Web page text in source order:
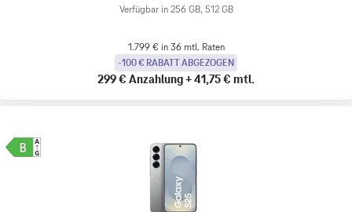
Verfügbar in 256 GB, 512 GB
1.799 € in 36 mtl. Raten
-100 € RABATT ABGEZOGEN
299 € Anzahlung+41,75 € mtl.